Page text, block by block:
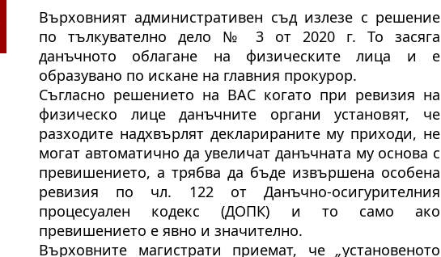
Върховният административен съд излезе с решение
по тълкувателно дело № 3 от 2020 г. То засяга
данъчното облагане на физическите лица и е
образувано по искане на главния прокурор.
Съгласно решението на ВАС когато при ревизия на
физическо лице данъчните органи установят, че
разходите надхвърлят декларираните му приходи, не
могат автоматично да увеличат данъчната му основа с
превишението, а трябва да бъде извършена особена
ревизия по чл. 122 от Данъчно-осигурителния
процесуален кодекс (ДОПК) и то само ако
превишението е явно и значително.
Върховните магистрати приемат, че „установеното